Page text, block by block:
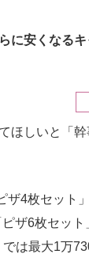
に安くなる
ほしいと「幹
4枚セット」
ザ6枚セット
は最大1万